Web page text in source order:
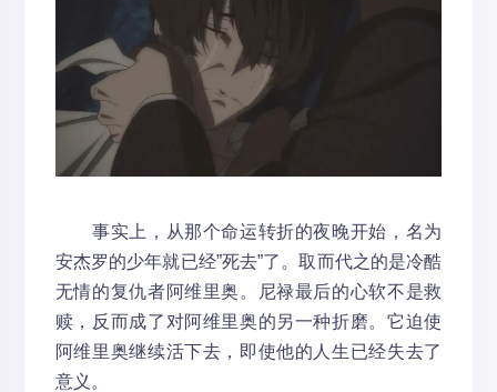
事实上，从那个命运转折的夜晚开始，名为
安杰罗的少年就已经”死去”了。取而代之的是冷酷
无情的复仇者阿维里奥。尼禄最后的心软不是救
赎，反而成了对阿维里奥的另一种折磨。它迫使
阿维里奥继续活下去，即使他的人生已经失去了
意义。